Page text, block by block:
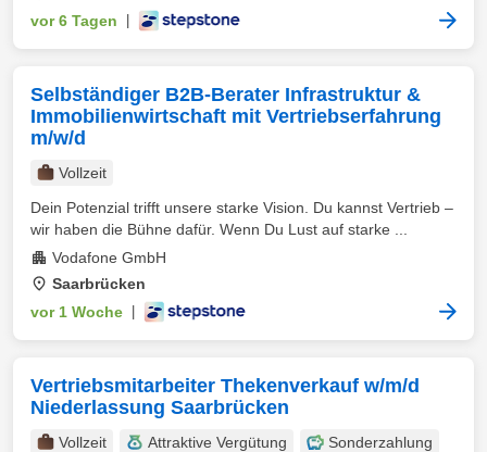
vor 6 Tagen
Selbständiger B2B-Berater Infrastruktur &
Immobilienwirtschaft mit Vertriebserfahrung
m/w/d
Vollzeit
Dein Potenzial trifft unsere starke Vision. Du kannst Vertrieb –
wir haben die Bühne dafür. Wenn Du Lust auf starke ...
Vodafone GmbH
Saarbrücken
vor 1 Woche
Vertriebsmitarbeiter Thekenverkauf w/m/d
Niederlassung Saarbrücken
Vollzeit Attraktive Vergütung
Sonderzahlung